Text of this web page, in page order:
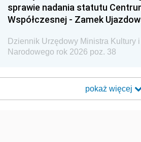
sprawie nadania statutu
Współczesnej - Zamek
Dziennik Urzędowy Ministra Kultury
Narodowego rok 2026 poz. 38
pokaż więcej